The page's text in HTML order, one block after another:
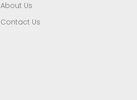
About Us
Contact Us